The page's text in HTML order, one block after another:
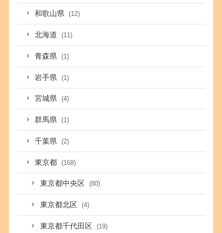
和歌山県 (12)
北海道 (11)
青森県 (1)
岩手県 (1)
宮城県 (4)
群馬県 (1)
千葉県 (2)
東京都 (168)
東京都中央区 (80)
東京都北区 (4)
東京都千代田区 (19)